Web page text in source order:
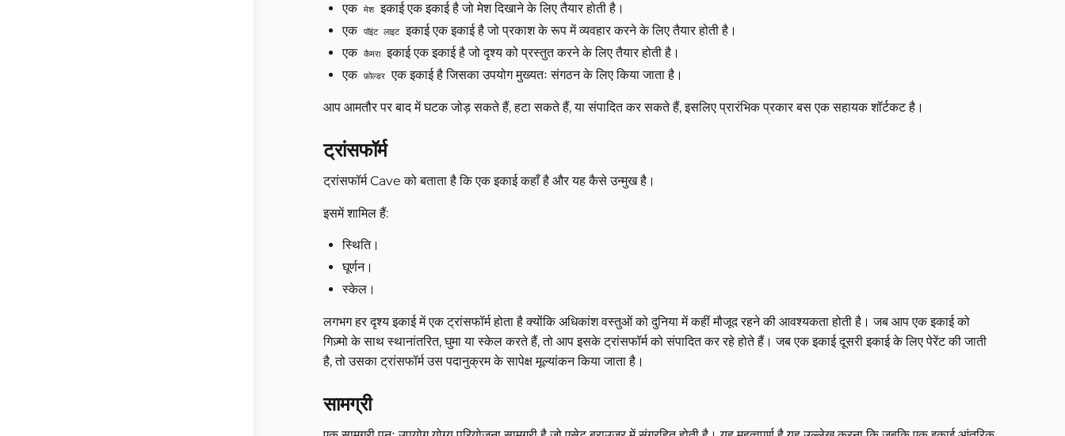
एक मेश इकाई एक इकाई है जो मेश दिखाने के लिए तैयार होती है।
एक पॉइंट लाइट इकाई एक इकाई है जो प्रकाश के रूप में व्यवहार करने के लिए तैयार होती है।
एक कैमरा इकाई एक इकाई है जो दृश्य को प्रस्तुत करने के लिए तैयार होती है।
एक फ़ोल्डर एक इकाई है जिसका उपयोग मुख्यतः संगठन के लिए किया जाता है।
आप आमतौर पर बाद में घटक जोड़ सकते हैं, हटा सकते हैं, या संपादित कर सकते हैं, इसलिए प्रारंभिक प्रकार बस एक सहायक शॉर्टकट है।
ट्रांसफॉर्म
ट्रांसफॉर्म Cave को बताता है कि एक इकाई कहाँ है और यह कैसे उन्मुख है।
इसमें शामिल हैं:
स्थिति।
घूर्णन।
स्केल।
लगभग हर दृश्य इकाई में एक ट्रांसफॉर्म होता है क्योंकि अधिकांश वस्तुओं को दुनिया में कहीं मौजूद रहने की आवश्यकता होती है। जब आप एक इकाई को
गिज़्मो के साथ स्थानांतरित, घुमा या स्केल करते हैं, तो आप इसके ट्रांसफॉर्म को संपादित कर रहे होते हैं। जब एक इकाई दूसरी इकाई के लिए पेरेंट की जाती
है, तो उसका ट्रांसफॉर्म उस पदानुक्रम के सापेक्ष मूल्यांकन किया जाता है।
सामग्री